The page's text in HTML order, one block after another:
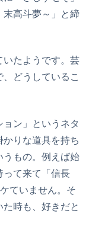
末高斗夢～」と締
いたようです。芸
どうしているこ
ン」というネタ
りな道具を持ち
うもの。例えば始
って来て「信長
ていません。そ
時も、好きだと